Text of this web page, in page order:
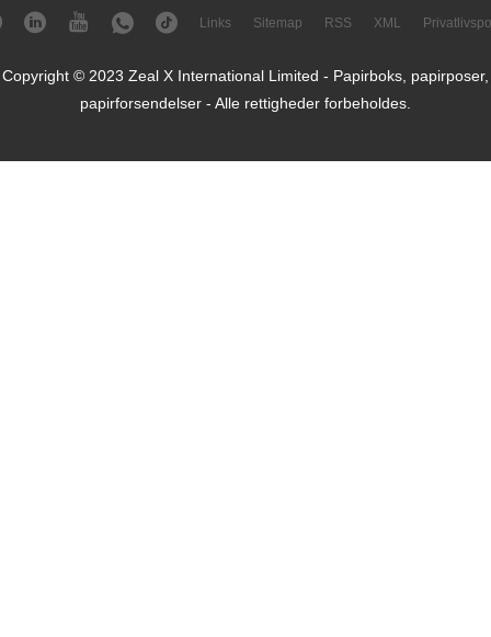
Links Sitemap RSS XML
Copyright © 2023 Zeal X International Limited - Papirboks, papirposer,
papirforsendelser - Alle rettigheder forbeholdes.